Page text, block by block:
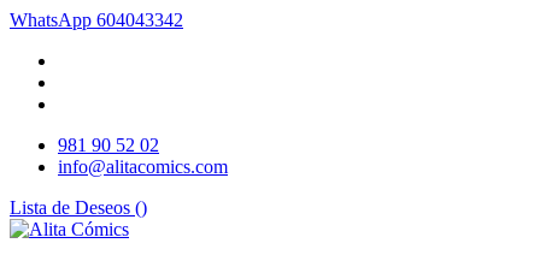
WhatsApp 604043342
981 90 52 02
info@alitacomics.com
Lista de Deseos ()